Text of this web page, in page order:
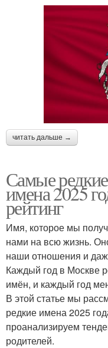
читать дальше →
Самые
имена 2025
рейтинг
Имя, которое мы
нами на всю жизнь.
наши отношения и
Каждый год в Москве
имён, и каждый год
В этой статье мы
редкие имена 2025
проанализируем
родителей.